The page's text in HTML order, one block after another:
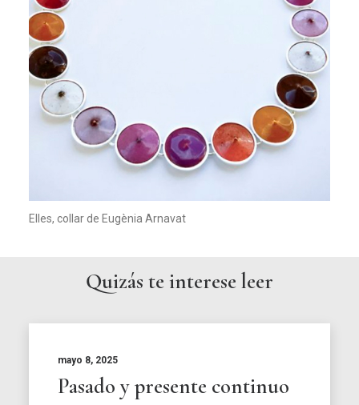
Elles, collar de Eugènia Arnavat
Quizás te interese leer
mayo 8, 2025
Pasado y presente continuo